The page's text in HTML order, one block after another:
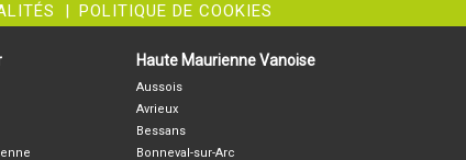
| POLITIQUE DE COOKIES
Haute Maurienne Vanoise
Aussois
Avrieux
Bessans
Bonneval-sur-Arc